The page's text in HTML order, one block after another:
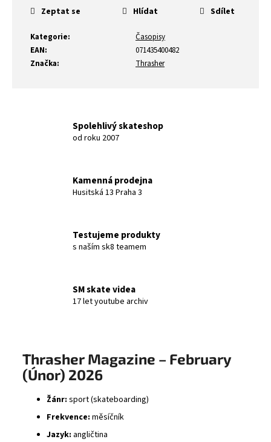
Kategorie:
Časopisy
EAN:
071435400482
Značka: Thrasher
Zeptat se Hlídat Sdílet
Spolehlivý skateshop
od roku 2007
Kamenná prodejna
Husitská 13 Praha 3
Testujeme produkty
s naším sk8 teamem
SM skate videa
17 let youtube archiv
Thrasher Magazine – February
(Únor) 2026
Žánr: sport (skateboarding)
Frekvence: měsíčník
Jazyk: angličtina